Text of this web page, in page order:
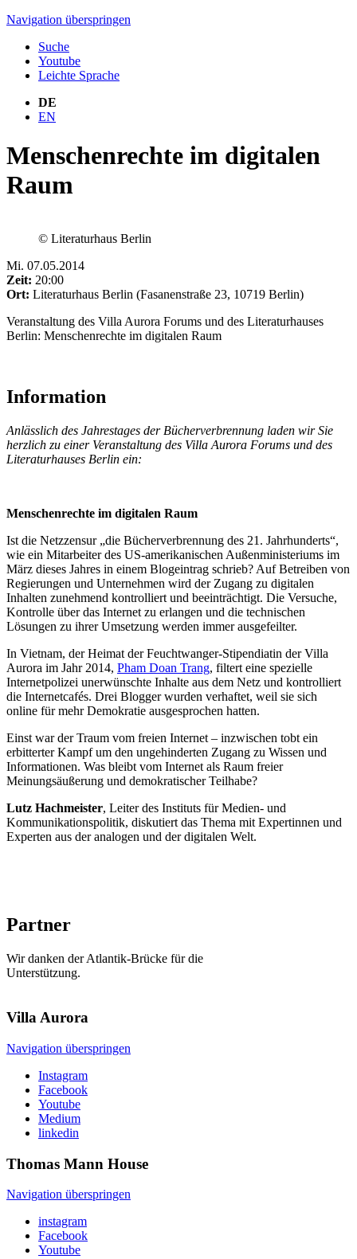
Navigation überspringen
Suche
Youtube
Leichte Sprache
DE
EN
Menschenrechte im digitalen
Raum
© Literaturhaus Berlin
Mi. 07.05.2014
Zeit: 20:00
Ort: Literaturhaus Berlin (Fasanenstraße 23, 10719 Berlin)
Veranstaltung des Villa Aurora Forums und des Literaturhauses
Berlin: Menschenrechte im digitalen Raum
Information
Anlässlich des Jahrestages der Bücherverbrennung laden wir Sie
herzlich zu einer Veranstaltung des Villa Aurora Forums und des
Literaturhauses Berlin ein:
Menschenrechte im digitalen Raum
Ist die Netzzensur „die Bücherverbrennung des 21. Jahrhunderts“,
wie ein Mitarbeiter des US-amerikanischen Außenministeriums im
März dieses Jahres in einem Blogeintrag schrieb? Auf Betreiben von
Regierungen und Unternehmen wird der Zugang zu digitalen
Inhalten zunehmend kontrolliert und beeinträchtigt. Die Versuche,
Kontrolle über das Internet zu erlangen und die technischen
Lösungen zu ihrer Umsetzung werden immer ausgefeilter.
In Vietnam, der Heimat der Feuchtwanger-Stipendiatin der Villa
Aurora im Jahr 2014, Pham Doan Trang, filtert eine spezielle
Internetpolizei unerwünschte Inhalte aus dem Netz und kontrolliert
die Internetcafés. Drei Blogger wurden verhaftet, weil sie sich
online für mehr Demokratie ausgesprochen hatten.
Einst war der Traum vom freien Internet – inzwischen tobt ein
erbitterter Kampf um den ungehinderten Zugang zu Wissen und
Informationen. Was bleibt vom Internet als Raum freier
Meinungsäußerung und demokratischer Teilhabe?
Lutz Hachmeister, Leiter des Instituts für Medien- und
Kommunikationspolitik, diskutiert das Thema mit Expertinnen und
Experten aus der analogen und der digitalen Welt.
Partner
Wir danken der Atlantik-Brücke für die
Unterstützung.
VillaAurora
Navigation überspringen
Instagram
Facebook
Youtube
Medium
linkedin
Thomas Mann House
Navigation überspringen
instagram
Facebook
Youtube